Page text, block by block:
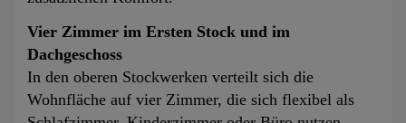
Vier Zimmer im Ersten Stock und im
Dachgeschoss
In den oberen Stockwerken verteilt sich die
Wohnfläche auf vier Zimmer, die sich flexibel als